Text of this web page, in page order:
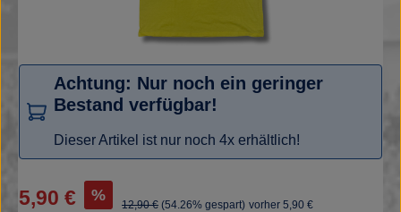
Achtung: Nur noch ein geringer
Bestand verfügbar!
Dieser Artikel ist nur noch 4x erhältlich!
Verkaufspreis:
5,90 € % Regulärer Preis:
12,90 € (54.26% gespart) vorher 5,90 €